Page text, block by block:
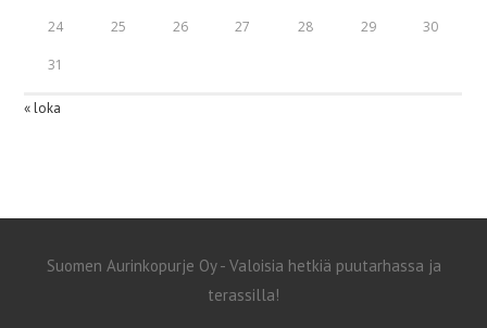
24 25 26 27 28 29 30
31
« loka
Suomen Aurinkopurje Oy - Valoisia hetkiä puutarhassa ja
terassilla!